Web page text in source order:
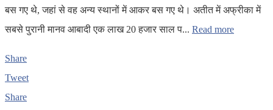
बस गए थे, जहां से वह अन्य स्थानों में आकर बस गए थे। अतीत में अफ्रीका में
सबसे पुरानी मानव आबादी एक लाख 20 हजार साल प... Read more
Share
Tweet
Share